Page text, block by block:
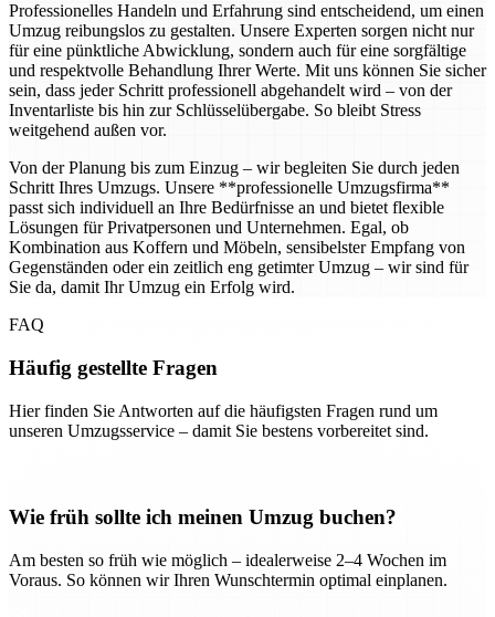
Professionelles Handeln und Erfahrung sind entscheidend, um einen
Umzug reibungslos zu gestalten. Unsere Experten sorgen nicht nur
für eine pünktliche Abwicklung, sondern auch für eine sorgfältige
und respektvolle Behandlung Ihrer Werte. Mit uns können Sie sicher
sein, dass jeder Schritt professionell abgehandelt wird – von der
Inventarliste bis hin zur Schlüsselübergabe. So bleibt Stress
weitgehend außen vor.
Von der Planung bis zum Einzug – wir begleiten Sie durch jeden
Schritt Ihres Umzugs. Unsere **professionelle Umzugsfirma**
passt sich individuell an Ihre Bedürfnisse an und bietet flexible
Lösungen für Privatpersonen und Unternehmen. Egal, ob
Kombination aus Koffern und Möbeln, sensibelster Empfang von
Gegenständen oder ein zeitlich eng getimter Umzug – wir sind für
Sie da, damit Ihr Umzug ein Erfolg wird.
FAQ
Häufig gestellte Fragen
Hier finden Sie Antworten auf die häufigsten Fragen rund um
unseren Umzugsservice – damit Sie bestens vorbereitet sind.
Wie früh sollte ich meinen Umzug buchen?
Am besten so früh wie möglich – idealerweise 2–4 Wochen im
Voraus. So können wir Ihren Wunschtermin optimal einplanen.